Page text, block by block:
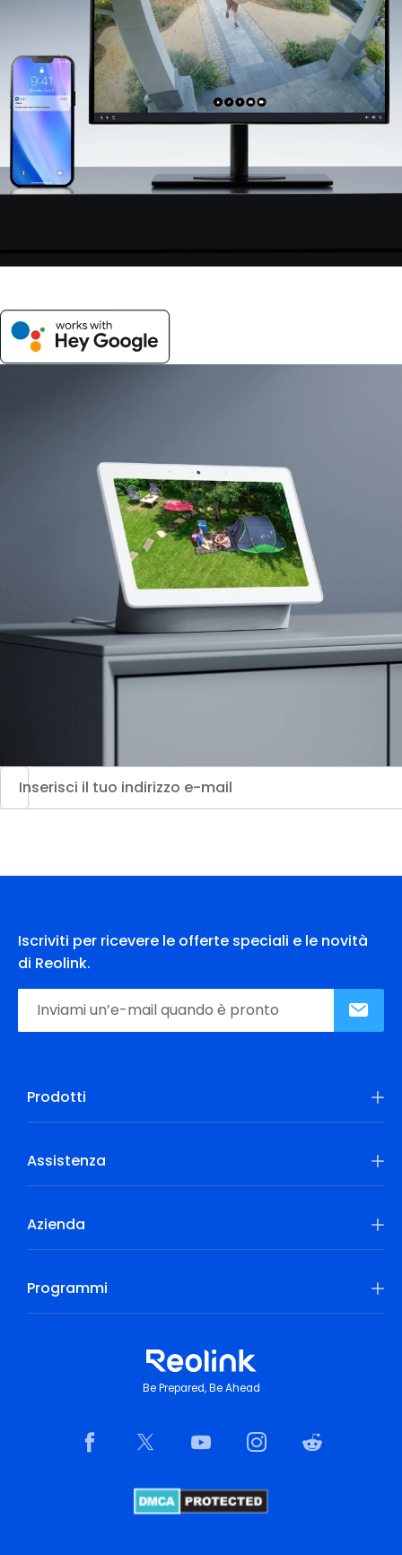
Iscriviti per ricevere le offerte speciali e le novità
di Reolink.
Prodotti
Assistenza
Azienda
Programmi
Be Prepared, Be Ahead